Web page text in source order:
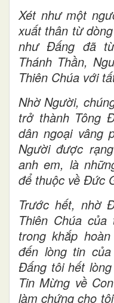
Xét như một
xuất thân từ
như Đấng đã
Thánh Thần,
Thiên Chúa với
Nhờ Người,
trở thành Tông
dân ngoại vâng
Người được
anh em, là
để thuộc về Đức
Trước hết, nhờ
Thiên Chúa
trong khắp
đến lòng tin
Đấng tôi hết
Tin Mừng về
làm chứng cho